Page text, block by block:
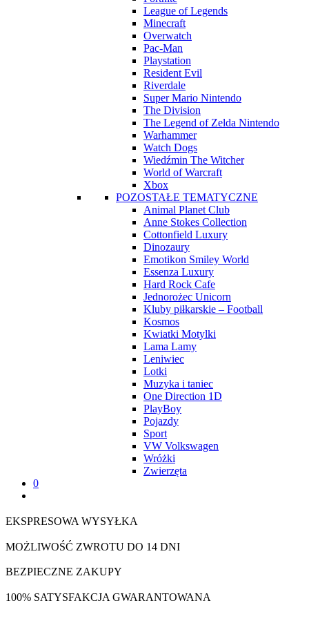
League of Legends
Minecraft
Overwatch
Pac-Man
Playstation
Resident Evil
Riverdale
Super Mario Nintendo
The Division
The Legend of Zelda Nintendo
Warhammer
Watch Dogs
Wiedźmin The Witcher
World of Warcraft
Xbox
POZOSTAŁE TEMATYCZNE
Animal Planet Club
Anne Stokes Collection
Cottonfield Luxury
Dinozaury
Emotikon Smiley World
Essenza Luxury
Hard Rock Cafe
Jednorożec Unicorn
Kluby piłkarskie – Football
Kosmos
Kwiatki Motylki
Lama Lamy
Leniwiec
Lotki
Muzyka i taniec
One Direction 1D
PlayBoy
Pojazdy
Sport
VW Volkswagen
Wróżki
Zwierzęta
0
EKSPRESOWA WYSYŁKA
MOŻLIWOŚĆ ZWROTU DO 14 DNI
BEZPIECZNE ZAKUPY
100% SATYSFAKCJA GWARANTOWANA